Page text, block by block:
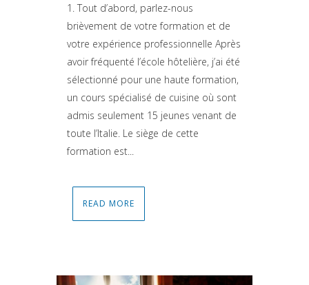
1. Tout d’abord, parlez-nous
brièvement de votre formation et de
votre expérience professionnelle Après
avoir fréquenté l’école hôtelière, j’ai été
sélectionné pour une haute formation,
un cours spécialisé de cuisine où sont
admis seulement 15 jeunes venant de
toute l’Italie. Le siège de cette
formation est...
READ MORE